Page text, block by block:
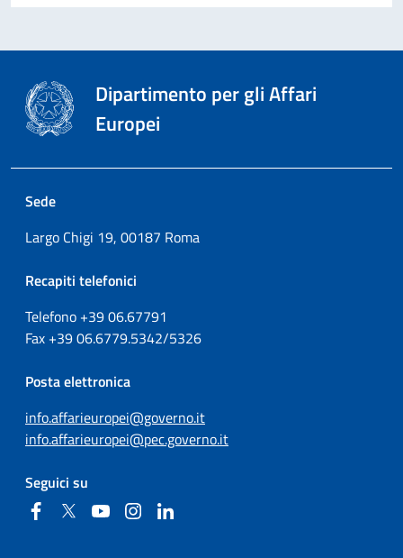
Dipartimento per gli Affari
Europei
Sede
Largo Chigi 19, 00187 Roma
Recapiti telefonici
Telefono +3906.67791
Fax +3906.6779.5342/5326
Posta elettronica
info.affarieuropei@governo.it
info.affarieuropei@pec.governo.it
Seguici su
FacebookTwitter YouTubeInstagram